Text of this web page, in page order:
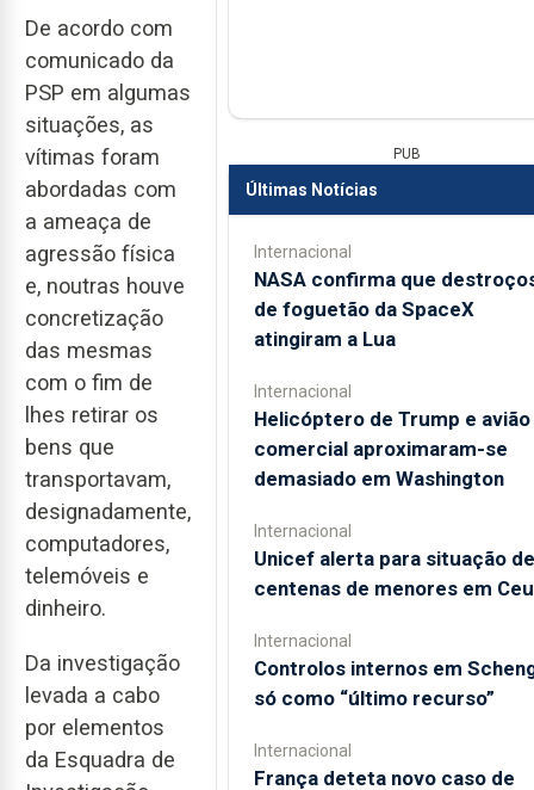
De acordo com
comunicado da
PSP em algumas
situações, as
vítimas foram
abordadas com
a ameaça de
agressão física
e, noutras houve
concretização
das mesmas
com o fim de
lhes retirar os
bens que
transportavam,
designadamente,
computadores,
telemóveis e
dinheiro.
Da investigação
levada a cabo
por elementos
da Esquadra de
PUB
Últimas Notícias
Internacional
NASA confirma que
de foguetão da SpaceX
atingiram a Lua
Internacional
Helicóptero de Trump e avião
comercial aproximaram-se
demasiado em Washington
Internacional
Unicef alerta para situação de
centenas de menores em
Internacional
Controlos internos em
só como “último recurso”
Internacional
França deteta novo caso de